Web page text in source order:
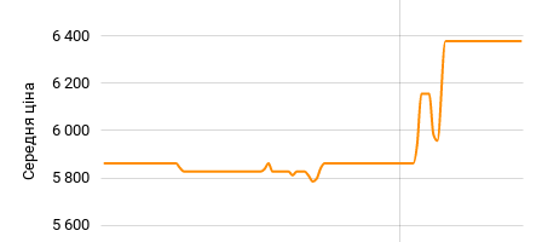
Середня ціна 5 400
5 600
5 800
6 000
6 200
6 400